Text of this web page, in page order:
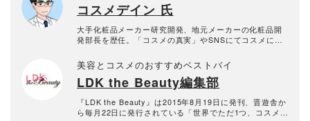
コスメデイン 氏
大手化粧品メーカー研究開発、地元メーカーの化粧品開
発部長を歴任。「コスメの真実」やSNSにてコスメに対
視点で発信している。
美容とコスメのおすすめベストバイ
LDK the Beauty編集部
『LDK the Beauty』は2015年8月19日に発刊、晋遊舎か
ら毎月22日に発行されている「世界でただ1つ、コスメを